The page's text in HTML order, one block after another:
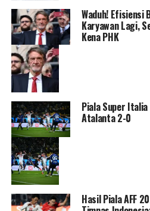
Waduh! Efisiensi
Karyawan Lagi,
Kena PHK
Piala Super
Atalanta 2-0
Hasil Piala AFF